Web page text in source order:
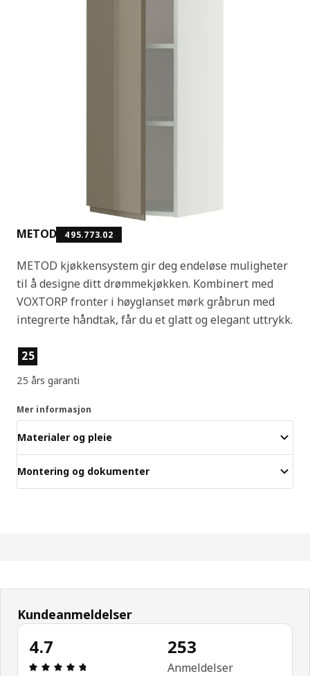
METOD 495.773.02
METOD kjøkkensystem gir deg endeløse muligheter
til å designe ditt drømmekjøkken. Kombinert med
VOXTORP fronter i høyglanset mørk gråbrun med
integrerte håndtak, får du et glatt og elegant uttrykk.
Produktfunksjoner
25
25 års garanti
Mer informasjon
Materialer og pleie
Montering og dokumenter
Kundeanmeldelser
4.7
Produktomtale: 4.7 ingen kundevurdering 5
253
Anmeldelser